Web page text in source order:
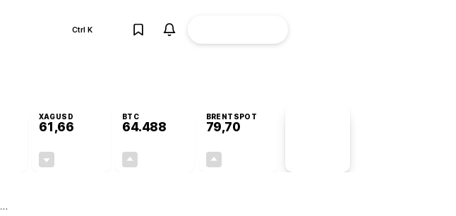
Ctrl K
XAGUSD
61,66
BTC
64.488
BRENTSPOT
79,70